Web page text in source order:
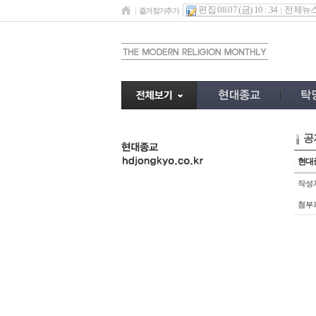
즐겨찾기추가 편집 08.07 (금) 10 : 34 전체뉴
공
현대
작성
첨부